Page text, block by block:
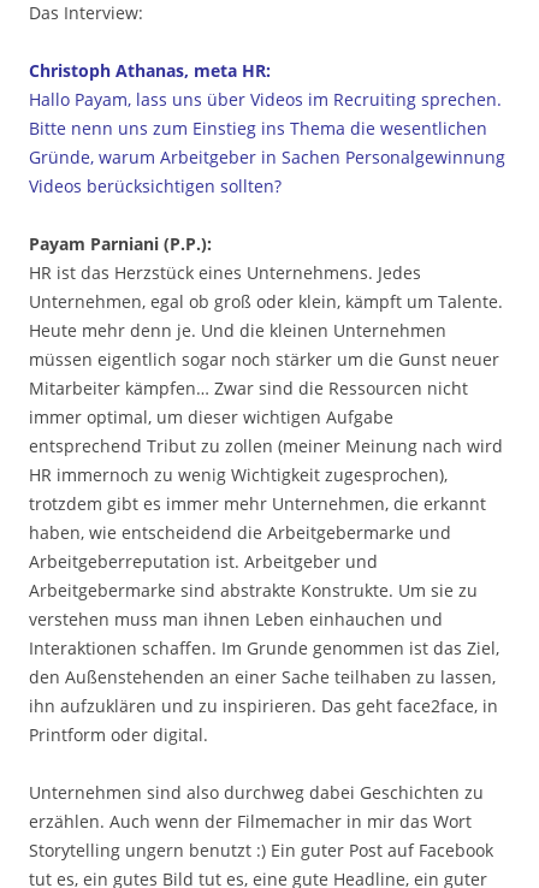
Das Interview:
Christoph Athanas, meta HR:
Hallo Payam, lass uns über Videos im Recruiting sprechen.
Bitte nenn uns zum Einstieg ins Thema die wesentlichen
Gründe, warum Arbeitgeber in Sachen Personalgewinnung
Videos berücksichtigen sollten?
Payam Parniani (P.P.):
HR ist das Herzstück eines Unternehmens. Jedes
Unternehmen, egal ob groß oder klein, kämpft um Talente.
Heute mehr denn je. Und die kleinen Unternehmen
müssen eigentlich sogar noch stärker um die Gunst neuer
Mitarbeiter kämpfen… Zwar sind die Ressourcen nicht
immer optimal, um dieser wichtigen Aufgabe
entsprechend Tribut zu zollen (meiner Meinung nach wird
HR immernoch zu wenig Wichtigkeit zugesprochen),
trotzdem gibt es immer mehr Unternehmen, die erkannt
haben, wie entscheidend die Arbeitgebermarke und
Arbeitgeberreputation ist. Arbeitgeber und
Arbeitgebermarke sind abstrakte Konstrukte. Um sie zu
verstehen muss man ihnen Leben einhauchen und
Interaktionen schaffen. Im Grunde genommen ist das Ziel,
den Außenstehenden an einer Sache teilhaben zu lassen,
ihn aufzuklären und zu inspirieren. Das geht face2face, in
Printform oder digital.
Unternehmen sind also durchweg dabei Geschichten zu
erzählen. Auch wenn der Filmemacher in mir das Wort
Storytelling ungern benutzt :) Ein guter Post auf Facebook
tut es, ein gutes Bild tut es, eine gute Headline, ein guter